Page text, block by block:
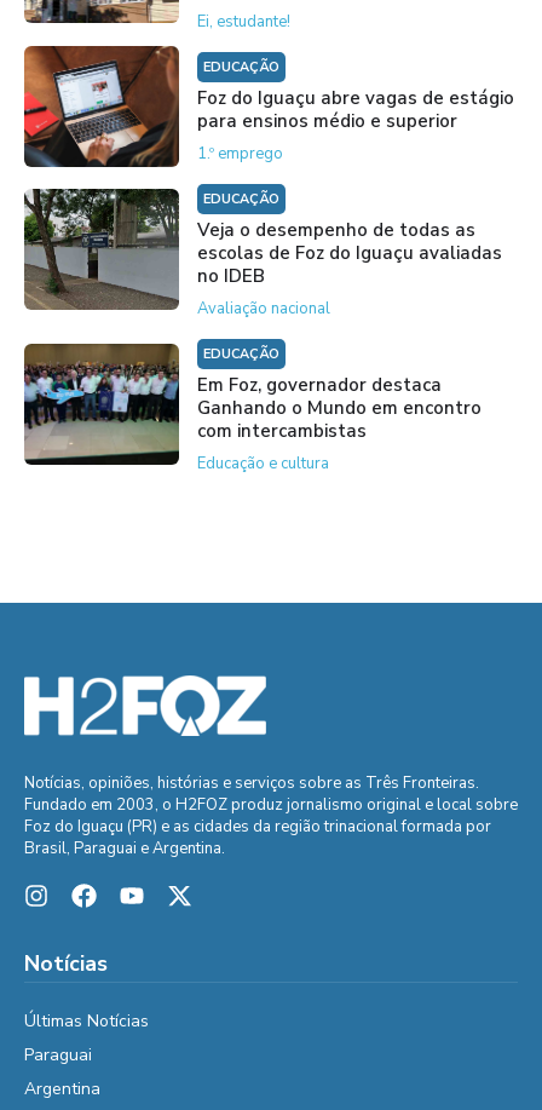
Ei, estudante!
EDUCAÇÃO
Foz do Iguaçu abre vagas de estágio
para ensinos médio e superior
1.º emprego
EDUCAÇÃO
Veja o desempenho de todas as
escolas de Foz do Iguaçu avaliadas
no IDEB
Avaliação nacional
EDUCAÇÃO
Em Foz, governador destaca
Ganhando o Mundo em encontro
com intercambistas
Educação e cultura
Notícias, opiniões, histórias e serviços sobre as Três Fronteiras.
Fundado em 2003, o H2FOZ produz jornalismo original e local sobre
Foz do Iguaçu (PR) e as cidades da região trinacional formada por
Brasil, Paraguai e Argentina.
Notícias
Últimas Notícias
Paraguai
Argentina